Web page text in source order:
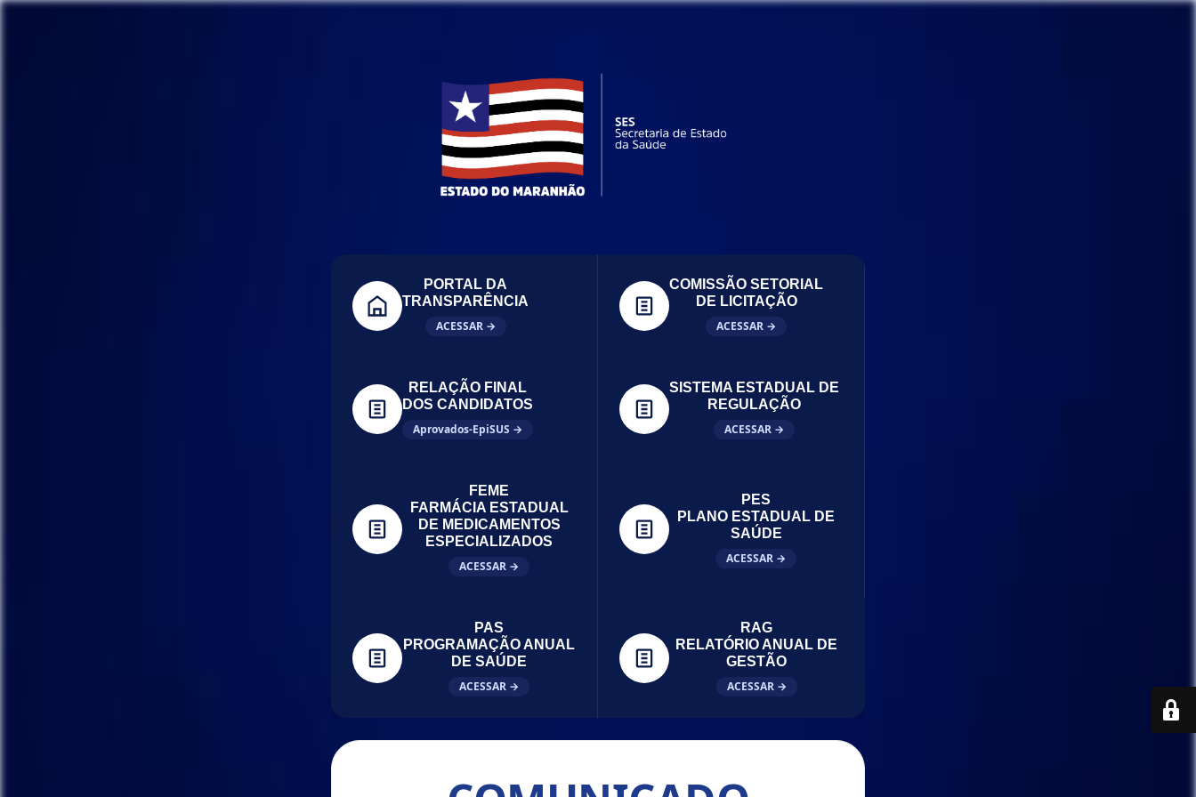
PORTAL DA
TRANSPARÊNCIA
ACESSAR →
COMISSÃO SETORIAL
DE LICITAÇÃO
ACESSAR →
RELAÇÃO FINAL
DOS CANDIDATOS
Aprovados-EpiSUS →
SISTEMA ESTADUAL DE
REGULAÇÃO
ACESSAR →
FEME
FARMÁCIA ESTADUAL
DE MEDICAMENTOS
ESPECIALIZADOS
ACESSAR →
PES
PLANO ESTADUAL DE
SAÚDE
ACESSAR →
PAS
PROGRAMAÇÃO ANUAL
DE SAÚDE
ACESSAR →
RAG
RELATÓRIO ANUAL DE
GESTÃO
ACESSAR →